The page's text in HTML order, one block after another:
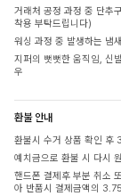
거래처 공정 과정 중 단추
착용 부탁드립니다)
워싱 과정 중 발생하는 냄
지퍼의 뻣뻣한 움직임, 신
우
환불 안내
환불시 수거 상품 확인 후
예치금으로 환불 시 다시
핸드폰 결제후 부분 취소
아 반품시 결제금액의